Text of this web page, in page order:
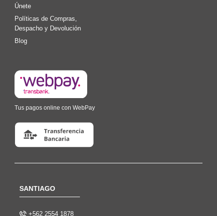
Únete
Políticas de Compras,
Despacho y Devolución
Blog
Tus pagos online con WebPay
SANTIAGO
+562 2554 1878